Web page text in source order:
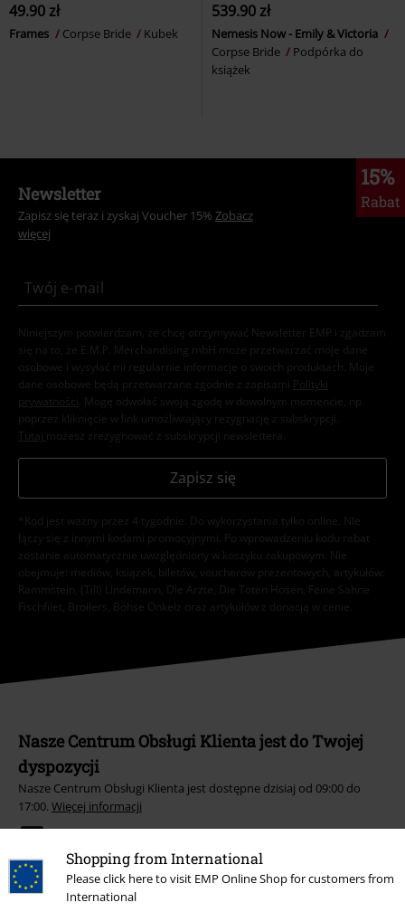
Shopping from International
Please click here to visit EMP Online Shop for customers from
International
49.90 zł
Frames Corpse Bride Kubek
539.90 zł
Nemesis Now - Emily & Victoria
Corpse Bride
Podpórka do
książek
15%
Rabat
Newsletter
Zapisz się teraz i zyskaj Voucher 15% Zobacz
więcej
Niniejszym potwierdzam, że chcę otrzymywać Newsletter EMP i zgadzam
się na to, że E.M.P. Merchandising mbH może przetwarzać moje dane
osobowe i wysyłać mi regularnie informacje o swoich produktach. Moje
dane osobowe będą przetwarzane zgodnie z zapisami
Polityki
prywatności . Mogę odwołać swoją zgodę w dowolnym momencie, np.
poprzez kliknięcie w link umożliwiający rezygnację z subskrypcji.
Tutaj możesz zrezygnować z subskrypcji newslettera.
Zapisz się
*Kod jest ważny przez 4 tygodnie. Do wykorzystania tylko online. NIe
łączy się z innymi kodami promocyjnymi. Po wprowadzeniu kodu rabat
zostanie automatycznie uwzględniony w koszyku zakupowym. Nie
obejmuje: mediów, książek, biletów, voucherów prezentowych, artykułów:
Rammstein, (Till) Lindemann, Die Ärzte, Die Toten Hosen, Feine Sahne
Fischfilet, Broilers, Böhse Onkelz oraz artykułów z donacją w cenie.
Nasze Centrum Obsługi Klienta jest do Twojej
dyspozycji
Nasze Centrum Obsługi Klienta jest dostępne dzisiaj od 09:00 do
17:00. Więcej informacji